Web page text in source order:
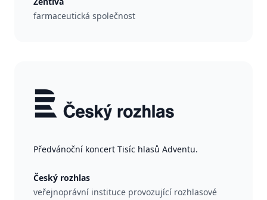
farmaceutická společnost
Předvánoční koncert Tisíc hlasů Adventu.
Český rozhlas
veřejnoprávní instituce provozující rozhlasové